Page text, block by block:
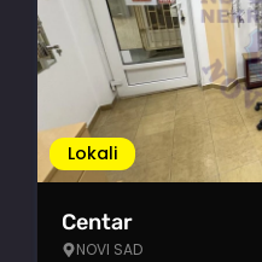
Lokali
Centar
NOVI SAD